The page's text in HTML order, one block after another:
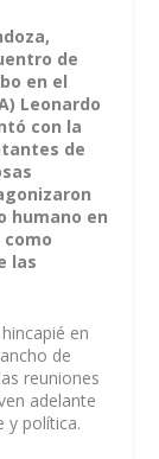
de
en el
Leonardo
con la
de
humano en
las
en
de
reuniones
adelante
y política.